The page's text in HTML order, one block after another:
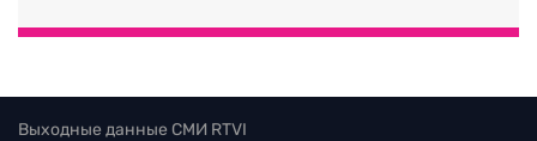
Выходные данные СМИ RTVI